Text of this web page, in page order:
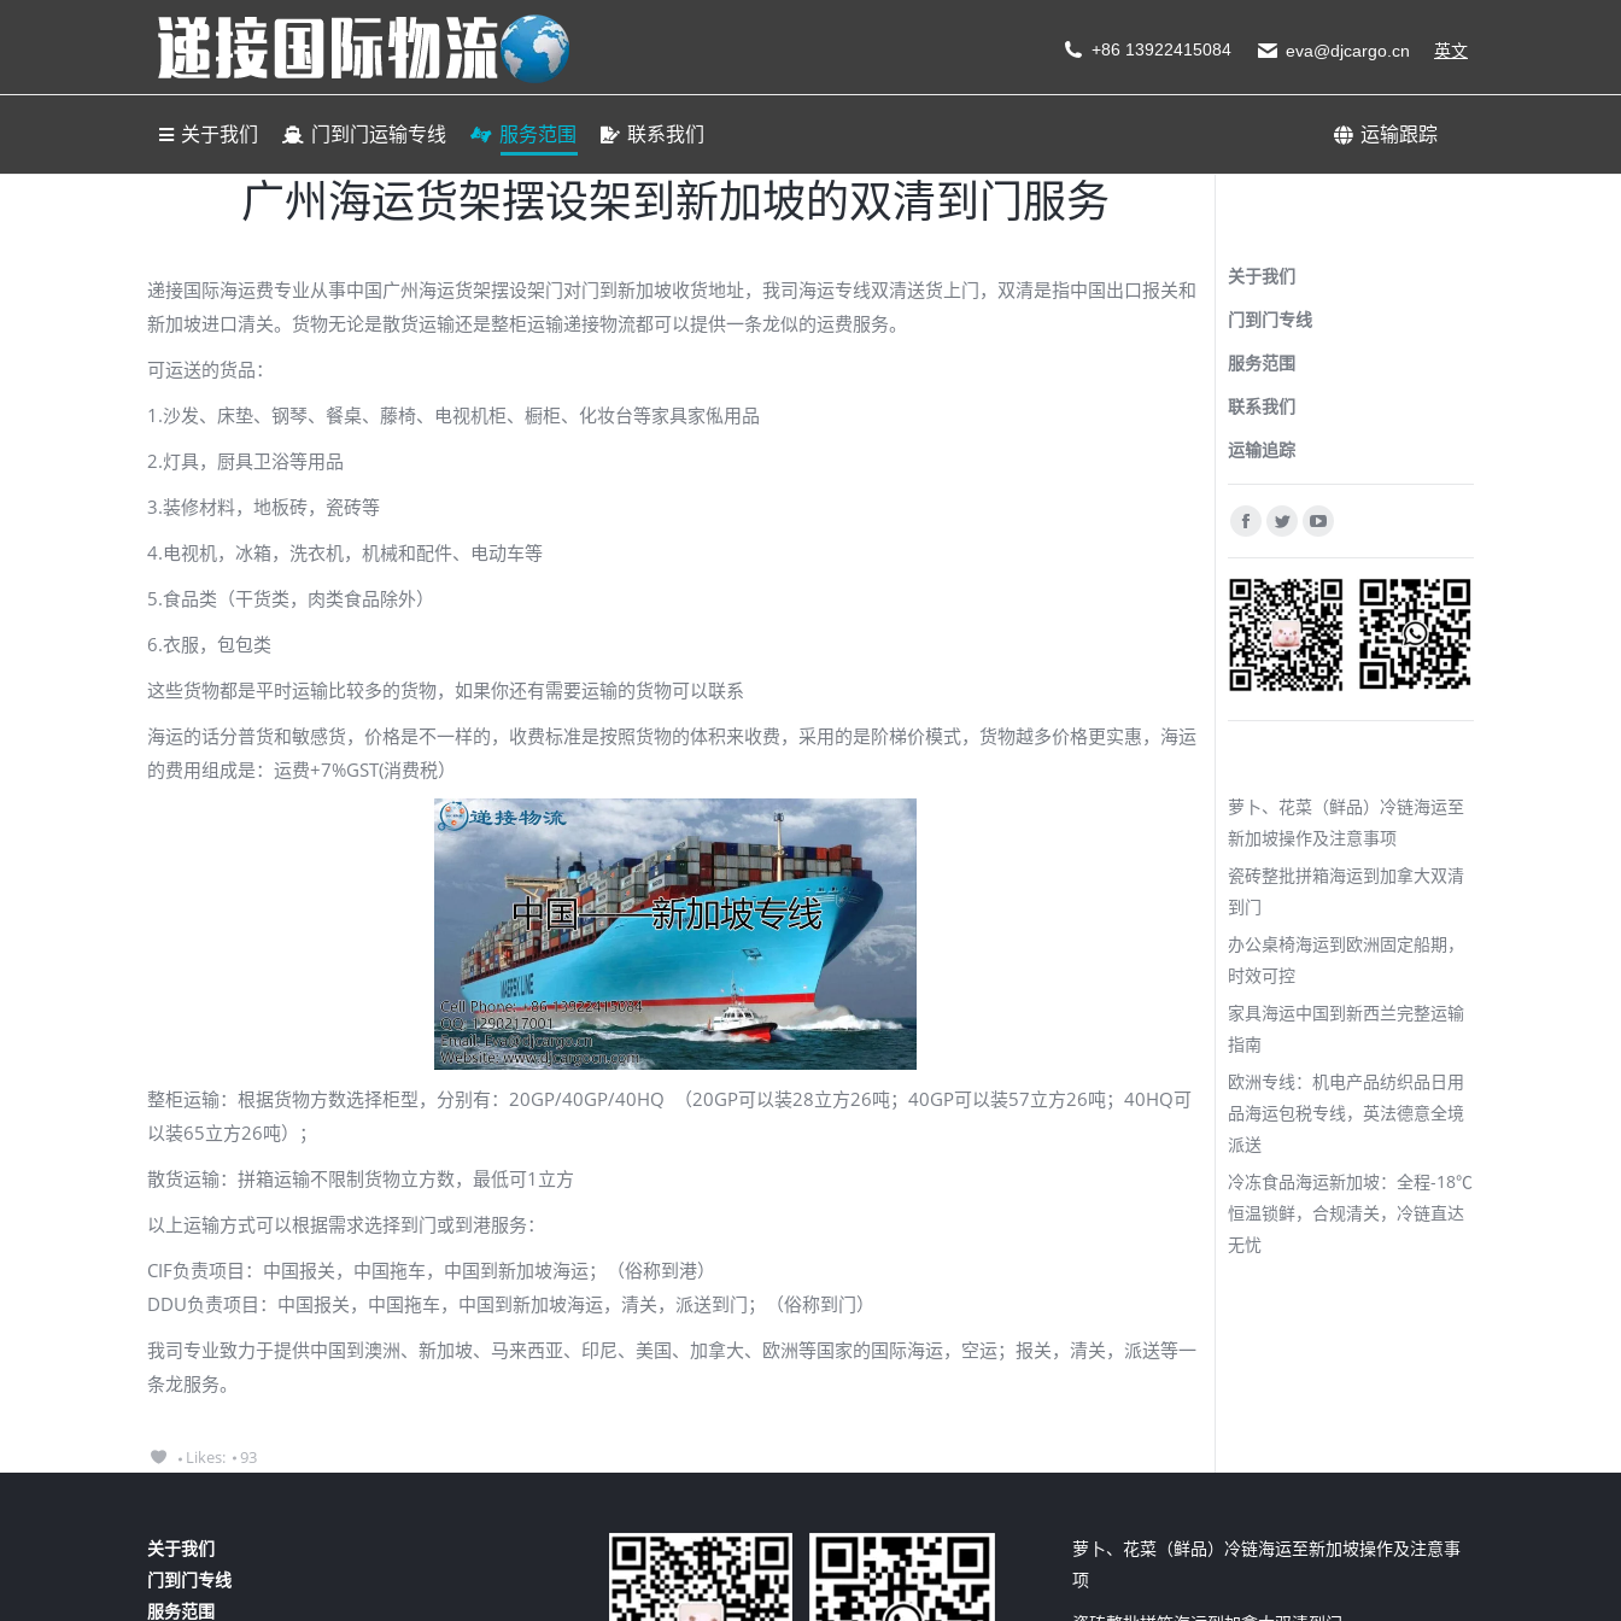
+86 13922415084 eva@djcargo.cn 英文
关于我们 门到门运输专线 服务范围 联系我们 运输跟踪
广州海运货架摆设架到新加坡的双清到门服务
递接国际海运费专业从事中国广州海运货架摆设架门对门到新加坡收货地址，我司海运专线双清送货上门，双清是指中国出口报关和
新加坡进口清关。货物无论是散货运输还是整柜运输递接物流都可以提供一条龙似的运费服务。
可运送的货品：
1.沙发、床垫、钢琴、餐桌、藤椅、电视机柜、橱柜、化妆台等家具家俬用品
2.灯具，厨具卫浴等用品
3.装修材料，地板砖，瓷砖等
4.电视机，冰箱，洗衣机，机械和配件、电动车等
5.食品类（干货类，肉类食品除外）
6.衣服，包包类
这些货物都是平时运输比较多的货物，如果你还有需要运输的货物可以联系
海运的话分普货和敏感货，价格是不一样的，收费标准是按照货物的体积来收费，采用的是阶梯价模式，货物越多价格更实惠，海运
的费用组成是：运费+7%GST(消费税）
整柜运输：根据货物方数选择柜型，分别有：20GP/40GP/40HQ （20GP可以装28立方26吨；40GP可以装57立方26吨；40HQ可
以装65立方26吨）；
散货运输：拼箱运输不限制货物立方数，最低可1立方
以上运输方式可以根据需求选择到门或到港服务：
CIF负责项目：中国报关，中国拖车，中国到新加坡海运；（俗称到港）
DDU负责项目：中国报关，中国拖车，中国到新加坡海运，清关，派送到门；（俗称到门）
我司专业致力于提供中国到澳洲、新加坡、马来西亚、印尼、美国、加拿大、欧洲等国家的国际海运，空运；报关，清关，派送等一
条龙服务。
Likes: 93
关于我们
门到门专线
服务范围
联系我们
运输追踪
找到我们：
Facebook
page
opens
in
new
window
Twitter
page
opens
in
new
window
YouTube
page
opens
in
new
window
萝卜、花菜（鲜品）冷链海运至
新加坡操作及注意事项
瓷砖整批拼箱海运到加拿大双清
到门
办公桌椅海运到欧洲固定船期，
时效可控
家具海运中国到新西兰完整运输
指南
欧洲专线：机电产品纺织品日用
品海运包税专线，英法德意全境
派送
冷冻食品海运新加坡：全程-18℃
恒温锁鲜，合规清关，冷链直达
无忧
关于我们
门到门专线
服务范围
萝卜、花菜（鲜品）冷链海运至新加坡操作及注意事
项
关于我们 运输跟踪